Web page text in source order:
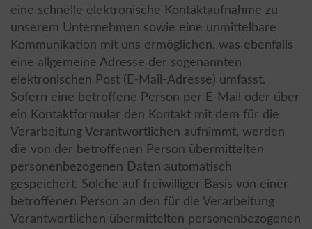
eine schnelle elektronische Kontaktaufnahme zu
unserem Unternehmen sowie eine unmittelbare
Kommunikation mit uns ermöglichen, was ebenfalls
eine allgemeine Adresse der sogenannten
elektronischen Post (E-Mail-Adresse) umfasst.
Sofern eine betroffene Person per E-Mail oder über
ein Kontaktformular den Kontakt mit dem für die
Verarbeitung Verantwortlichen aufnimmt, werden
die von der betroffenen Person übermittelten
personenbezogenen Daten automatisch
gespeichert. Solche auf freiwilliger Basis von einer
betroffenen Person an den für die Verarbeitung
Verantwortlichen übermittelten personenbezogenen